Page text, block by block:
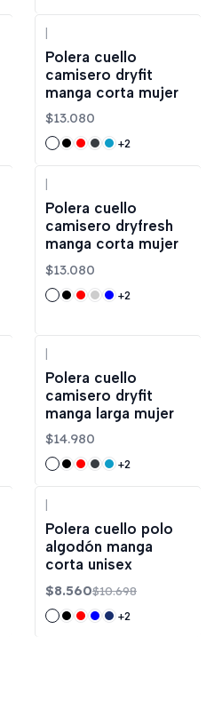
|
Polera cuello
camisero dryfit
manga corta mujer
$13.080
+2
Polera cuello
camisero dryfresh
manga corta mujer
$13.080
+2
|
Polera cuello
camisero dryfit
manga larga mujer
$14.980
+2
Polera cuello polo
algodón manga
corta unisex
$8.560$10.698
+2